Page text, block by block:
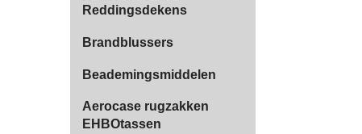
Reddingsdekens
Brandblussers
Beademingsmiddelen
Aerocase rugzakken
EHBOtassen